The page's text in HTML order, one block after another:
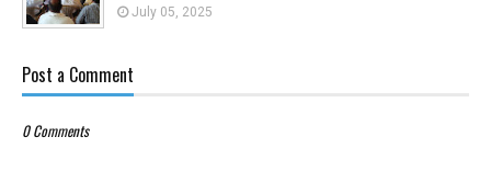
July 05, 2025
Post a Comment
0 Comments